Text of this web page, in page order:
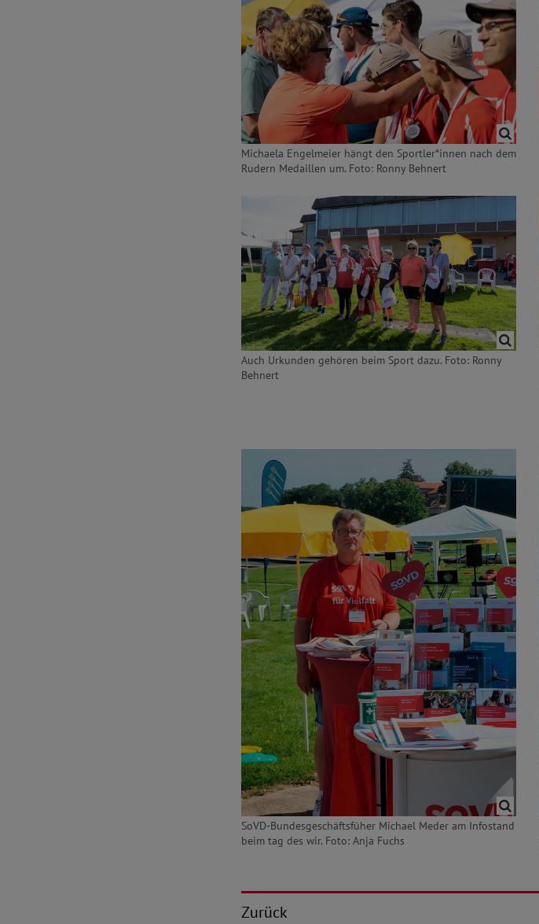
Michaela Engelmeier hängt den Sportler*innen nach dem
Rudern Medaillen um. Foto: Ronny Behnert
Auch Urkunden gehören beim Sport dazu. Foto: Ronny
Behnert
SoVD-Bundesgeschäftsfüher Michael Meder am Infostand
beim tag des wir. Foto: Anja Fuchs
Zurück